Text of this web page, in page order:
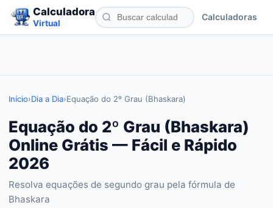
Calculadora
Virtual
Calculadoras
Início›Dia a Dia›Equação do 2º Grau (Bhaskara)
Equação do 2º Grau (Bhaskara)
Online Grátis — Fácil e Rápido
2026
Resolva equações de segundo grau pela fórmula de
Bhaskara